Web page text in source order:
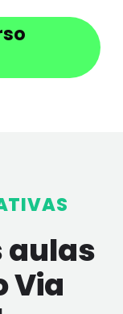
na
ritmo
aulas
Via